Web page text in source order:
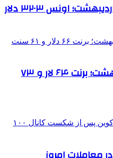
قیمت جهانی نفت ۲۲ اردیبهشت؛ برنت ۶۴ لار و ۷۳